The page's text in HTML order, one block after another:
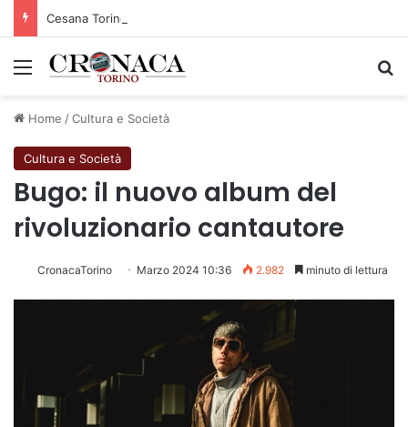
Menu
Home /Cultura e Società
Cultura e Società
Bugo: il nuovo album del
rivoluzionario cantautore
CronacaTorino Marzo 2024 10:36 2.982 minuto di lettura